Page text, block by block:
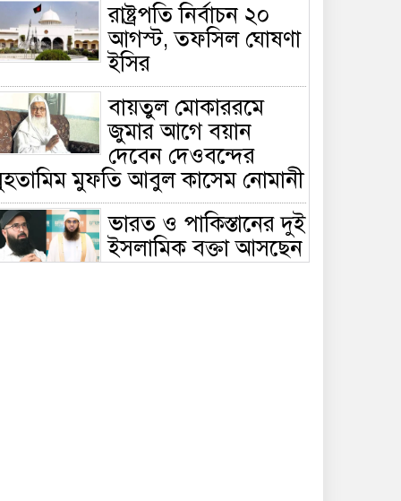
রাষ্ট্রপতি নির্বাচন ২০
আগস্ট, তফসিল ঘোষণা
ইসির
বায়তুল মোকাররমে
জুমার আগে বয়ান
দেবেন দেওবন্দের
মুফতি আবুল কাসেম নোমানী
ভারত ও পাকিস্তানের দুই
ইসলামিক বক্তা আসছেন
বাংলাদেশে, ঢাকা-